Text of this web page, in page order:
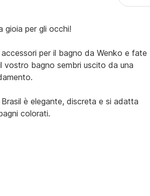
gioia per gli occhi!
per il bagno da Wenko e fate
vostro bagno sembri uscito da una
è elegante, discreta e si adatta
colorati.